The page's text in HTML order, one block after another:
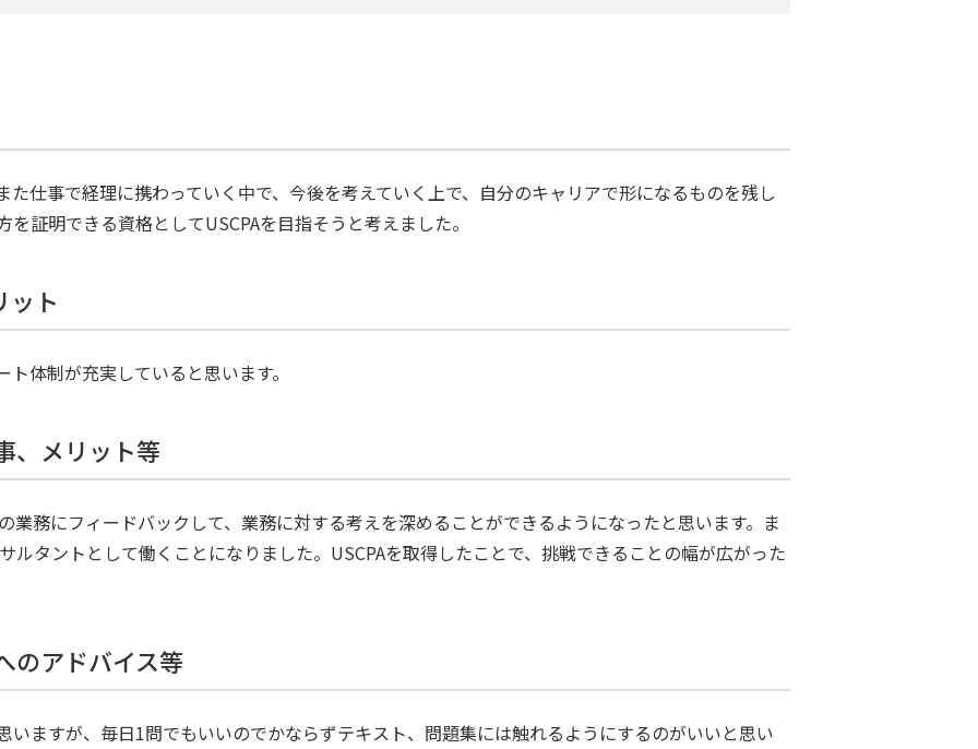
仕事で経理に携わっていく中で、今後を考えていく上で、自分のキャリアで形になるものを残し
証明できる資格としてUSCPAを目指そうと考えました。
ット
体制が充実していると思います。
、メリット等
業務にフィードバックして、業務に対する考えを深めることができるようになったと思います。ま
ルタントとして働くことになりました。USCPAを取得したことで、挑戦できることの幅が広がった
のアドバイス等
いますが、毎日1問でもいいのでかならずテキスト、問題集には触れるようにするのがいいと思い